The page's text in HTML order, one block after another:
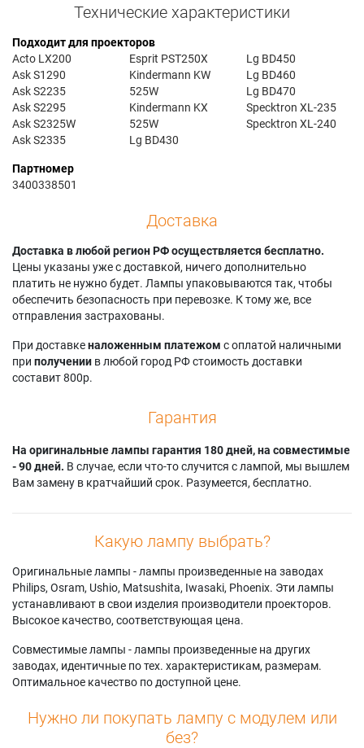
Технические характеристики
Подходит для проекторов
Acto LX200
Ask S1290
Ask S2235
Ask S2295
Ask S2325W
Ask S2335
Esprit PST250X
Kindermann KW
525W
Kindermann KX
525W
Lg BD430
Lg BD450
Lg BD460
Lg BD470
Specktron XL-235
Specktron XL-240
Партномер
3400338501
Доставка
Доставка в любой регион РФ осуществляется бесплатно.
Цены указаны уже с доставкой, ничего дополнительно
платить не нужно будет. Лампы упаковываются так, чтобы
обеспечить безопасность при перевозке. К тому же, все
отправления застрахованы.
При доставкеналоженным платежом с оплатой наличными
при получении в любой город РФ стоимость доставки
составит 800р.
Гарантия
На оригинальные лампы гарантия 180 дней, на совместимые
- 90 дней. В случае, если что-то случится с лампой, мы вышлем
Вам замену в кратчайший срок. Разумеется, бесплатно.
Какую лампу выбрать?
Оригинальные лампы - лампы произведенные на заводах
Philips, Osram, Ushio, Matsushita, Iwasaki, Phoenix. Эти лампы
устанавливают в свои изделия производители проекторов.
Высокое качество, соответствующая цена.
Совместимые лампы - лампы произведенные на других
заводах, идентичные по тех. характеристикам, размерам.
Оптимальное качество по доступной цене.
Нужно ли покупать лампу с модулем или
без?